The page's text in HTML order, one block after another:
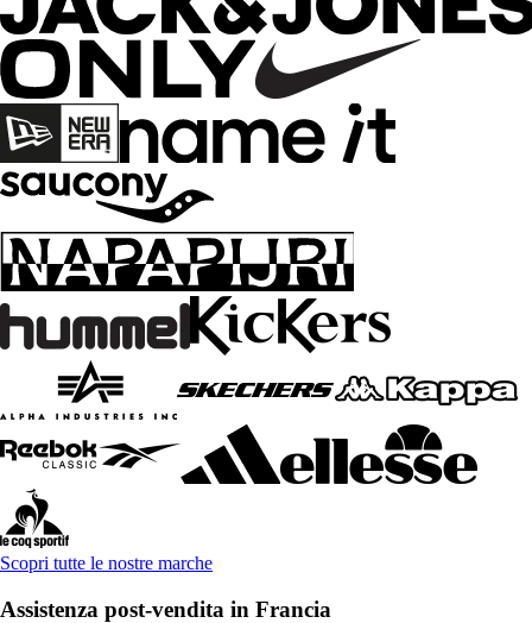
Scopri tutte le nostre marche
Assistenza post-vendita in Francia